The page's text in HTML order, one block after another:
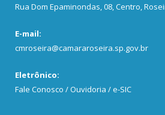
Rua Dom Epaminondas, 08, Centro,
E-mail:
cmroseira@camararoseira.sp.gov.br
Eletrônico:
Fale Conosco / Ouvidoria / e-SIC